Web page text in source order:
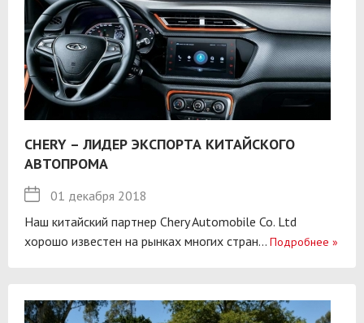
CHERY – ЛИДЕР ЭКСПОРТА КИТАЙСКОГО
АВТОПРОМА
01 декабря 2018
Наш китайский партнер Chery Automobile Co. Ltd
хорошо известен на рынках многих стран... Подробнее »